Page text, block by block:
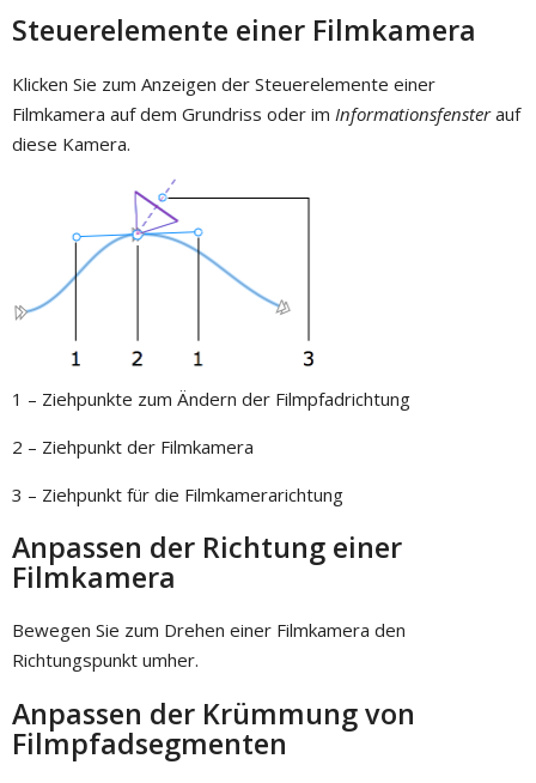
Steuerelemente einer Filmkamera
Klicken Sie zum Anzeigen der Steuerelemente einer
Filmkamera auf dem Grundriss oder im Informationsfensterauf
diese Kamera.
1 – Ziehpunkte zum Ändern der Filmpfadrichtung
2 – Ziehpunkt der Filmkamera
3 – Ziehpunkt für die Filmkamerarichtung
Anpassen der Richtung einer
Filmkamera
Bewegen Sie zum Drehen einer Filmkamera den
Richtungspunkt umher.
Anpassen der Krümmung von
Filmpfadsegmenten